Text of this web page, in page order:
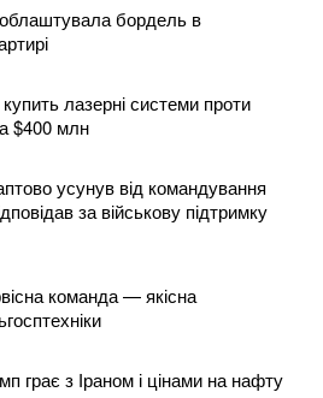
бордель в
лазерні системи проти
$400 млн
усунув від командування
за військову підтримку
команда — якісна
грає з Іраном і цінами на нафту